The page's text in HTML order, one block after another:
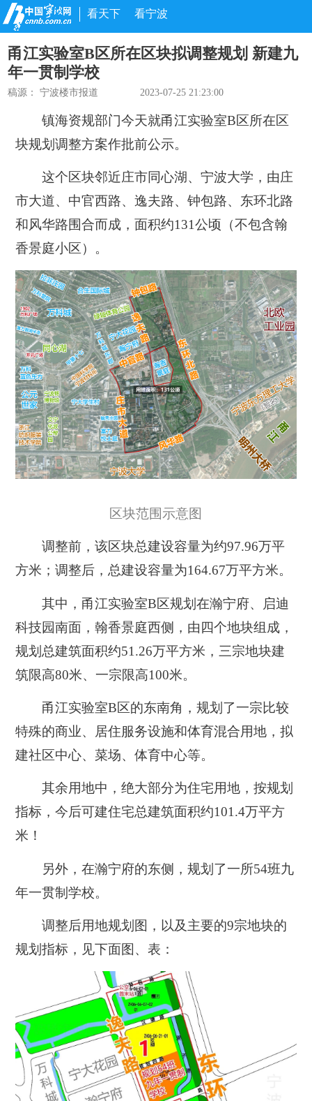
看天下 看宁波
甬江实验室B区所在区块拟调整规划 新建九
年一贯制学校
稿源：宁波楼市报道 2023-07-25 21:23:00
镇海资规部门今天就甬江实验室B区所在区
块规划调整方案作批前公示。
这个区块邻近庄市同心湖、宁波大学，由庄
市大道、中官西路、逸夫路、钟包路、东环北路
和风华路围合而成，面积约131公顷 （不包含翰
香景庭小区） 。
区块范围示意图
调整前，该区块总建设容量为约97.96万平
方米；调整后，总建设容量为164.67万平方米。
其中， 甬江实验室B区规划在瀚宁府、启迪
科技园南面，翰香景庭西侧，由四个地块组成，
规划总建筑面积约51.26万平方米，三宗地块建
筑限高80米、一宗限高100米。
甬江实验室B区的东南角，规划了一宗比较
特殊的商业、居住服务设施和体育混合用地，拟
建社区中心、菜场、体育中心等。
其余用地中，绝大部分为住宅用地，按规划
指标，今后可建住宅总建筑面积约101.4万平方
米！
另外，在瀚宁府的东侧，规划了一所54班九
年一贯制学校。
调整后用地规划图，以及主要的9宗地块的
规划指标，见下面图、表：